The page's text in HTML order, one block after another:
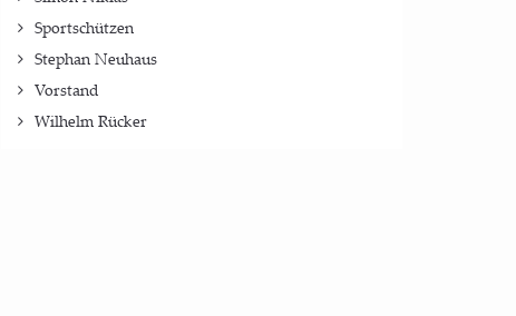
Sportschützen
Stephan Neuhaus
Vorstand
Wilhelm Rücker